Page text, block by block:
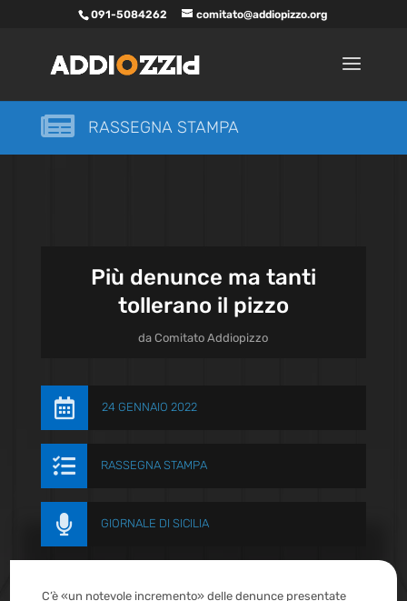
091-5084262 comitato@addiopizzo.org
 RASSEGNA STAMPA
Più denunce ma tanti
tollerano il pizzo
daComitato Addiopizzo
 24 GENNAIO 2022
 RASSEGNA STAMPA
 GIORNALE DI SICILIA
C’è «un notevole incremento» delle denunce presentate